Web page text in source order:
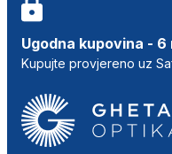
Ugodna kupovina - 6
Kupujte provjereno uz